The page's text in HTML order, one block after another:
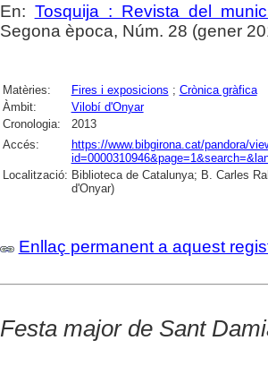
En: Tosquija : Revista del
Segona època, Núm. 28 (gener
Matèries: Fires i exposicions ; Crònica gràfica
Àmbit:
Vilobí d'Onyar
Cronologia:
2013
Accés:
https://www.bibgirona.cat/pandora/
Localització: Biblioteca de Catalunya; B. Carles
d'Onyar)
Enllaç permanent a aquest
Festa major de Sant